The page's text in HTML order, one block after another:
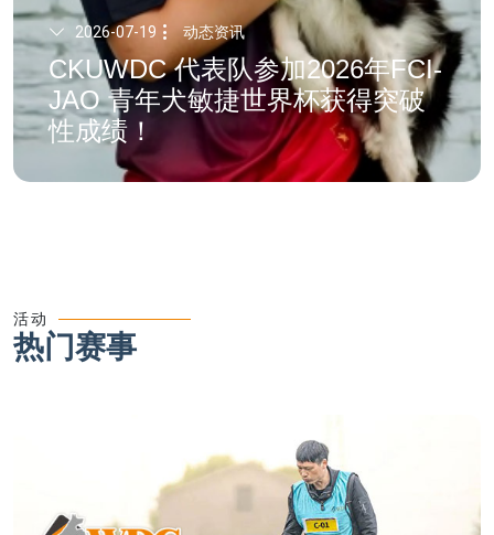
2026-07-19 动态资讯
CKUWDC 代表队参加2026年FCI-
JAO 青年犬敏捷世界杯获得突破
性成绩！
活动
热门赛事